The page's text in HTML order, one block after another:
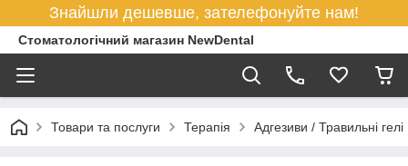
Знайшли дешевше, зателефонуйте нам!
Стоматологічний магазин NewDental
Товари та послуги Терапія Адгезиви / Травильні гелі